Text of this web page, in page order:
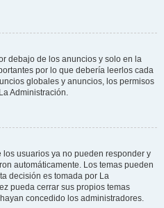
debajo de los anuncios y solo en la
por lo que debería leerlos cada
globales y anuncios, los permisos
Administración.
los usuarios ya no pueden responder y
automáticamente. Los temas pueden
decisión es tomada por La
pueda cerrar sus propios temas
concedido los administradores.